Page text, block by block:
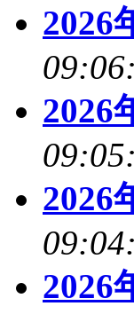
2026
2026
2026
2026